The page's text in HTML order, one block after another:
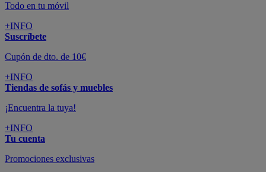
Todo en tu móvil
+INFO
Suscríbete
Cupón de dto. de 10€
+INFO
Tiendas de sofás y muebles
¡Encuentra la tuya!
+INFO
Tu cuenta
Promociones exclusivas